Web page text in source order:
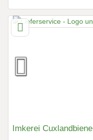
Imkerei Cuxlandbiene